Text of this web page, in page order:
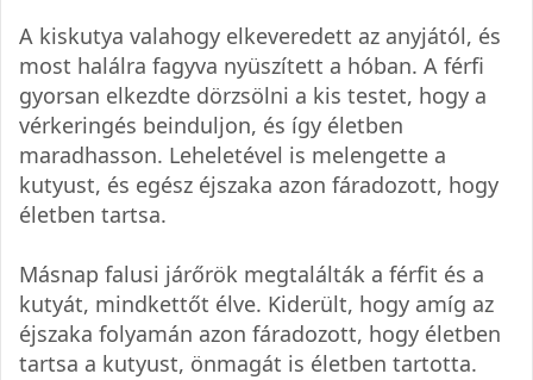
A kiskutya valahogy elkeveredett az anyjától, és
most halálra fagyva nyüszített a hóban. A férfi
gyorsan elkezdte dörzsölni a kis testet, hogy a
vérkeringés beinduljon, és így életben
maradhasson. Leheletével is melengette a
kutyust, és egész éjszaka azon fáradozott, hogy
életben tartsa.
Másnap falusi járőrök megtalálták a férfit és a
kutyát, mindkettőt élve. Kiderült, hogy amíg az
éjszaka folyamán azon fáradozott, hogy életben
tartsa a kutyust, önmagát is életben tartotta.